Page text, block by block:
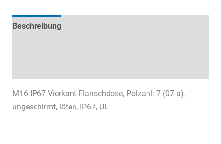
Beschreibung
M16 IP67 Vierkant-Flanschdose, Polzahl: 7 (07-a),
ungeschirmt, löten, IP67, UL